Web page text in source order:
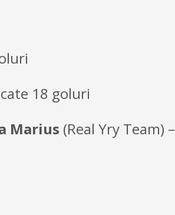
18 goluri
Marius (Real Yry Team) –